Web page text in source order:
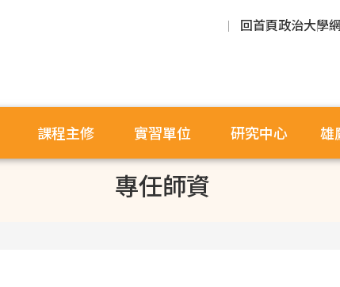
回首頁政治大學
課程主修 實習單位 研究中心 雄
專任師資